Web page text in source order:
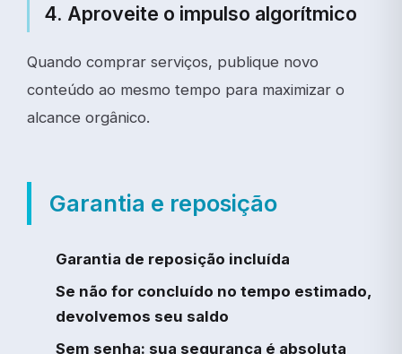
4. Aproveite o impulso algorítmico
Quando comprar serviços, publique novo
conteúdo ao mesmo tempo para maximizar o
alcance orgânico.
Garantia e reposição
Garantia de reposição incluída
Se não for concluído no tempo estimado,
devolvemos seu saldo
Sem senha: sua segurança é absoluta